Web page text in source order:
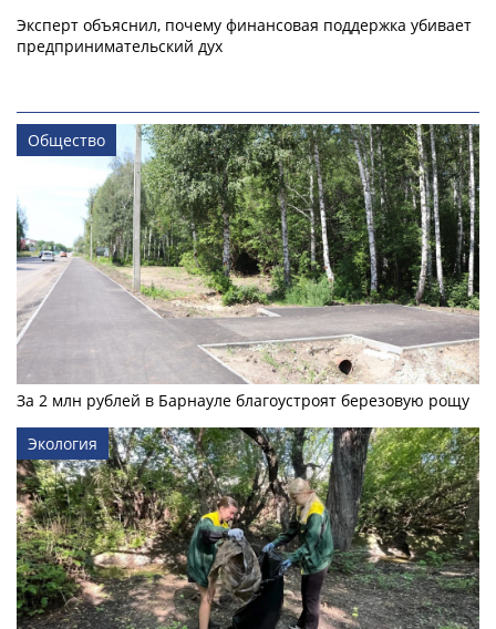
Эксперт объяснил, почему финансовая поддержка убивает
предпринимательский дух
Общество
За 2 млн рублей в Барнауле благоустроят березовую рощу
Экология